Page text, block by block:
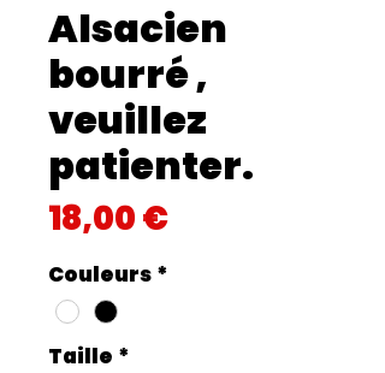
Alsacien
bourré ,
veuillez
patienter.
18,00 €Prix
Couleurs *
Taille *